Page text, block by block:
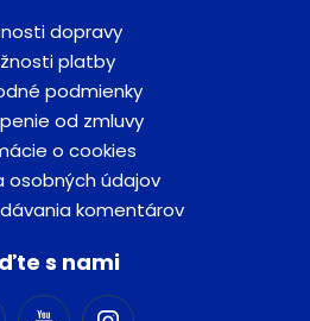
dopravy
platby
podmienky
od zmluvy
o cookies
osobných údajov
komentárov
s nami